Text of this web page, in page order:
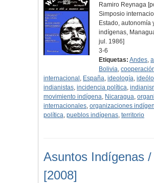
Ramiro Reynaga
Simposio
Estado, autonomía
indígenas,
jul. 1986]
3-6
Etiquetas: Andes,
Bolivia,
internacional , España, ideología,
indianistas, incidencia política,
movimiento indígena, Nicaragua,
internacionales, organizaciones
política, pueblos indígenas, territorio
Asuntos Indígenas
[2008]